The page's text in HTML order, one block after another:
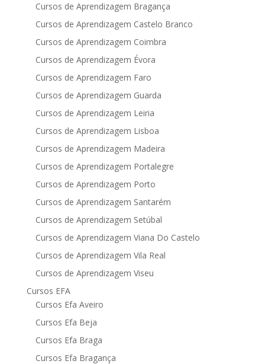
Cursos de Aprendizagem Bragança
Cursos de Aprendizagem Castelo Branco
Cursos de Aprendizagem Coimbra
Cursos de Aprendizagem Évora
Cursos de Aprendizagem Faro
Cursos de Aprendizagem Guarda
Cursos de Aprendizagem Leiria
Cursos de Aprendizagem Lisboa
Cursos de Aprendizagem Madeira
Cursos de Aprendizagem Portalegre
Cursos de Aprendizagem Porto
Cursos de Aprendizagem Santarém
Cursos de Aprendizagem Setúbal
Cursos de Aprendizagem Viana Do Castelo
Cursos de Aprendizagem Vila Real
Cursos de Aprendizagem Viseu
Cursos EFA
Cursos Efa Aveiro
Cursos Efa Beja
Cursos Efa Braga
Cursos Efa Bragança